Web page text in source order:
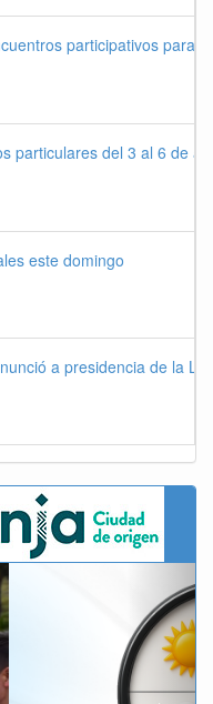
participativos para
particulares del 3 al 6 de
este domingo
a presidencia de la
Next